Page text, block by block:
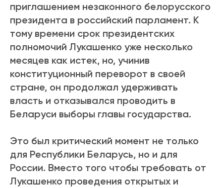
приглашением незаконного белорусского
президента в российский парламент. К
тому времени срок президентских
полномочий Лукашенко уже несколько
месяцев как истек, но, учинив
конституционный переворот в своей
стране, он продолжал удерживать
власть и отказывался проводить в
Беларуси выборы главы государства.
Это был критический момент не только
для Республики Беларусь, но и для
России. Вместо того чтобы требовать от
Лукашенко проведения открытых и